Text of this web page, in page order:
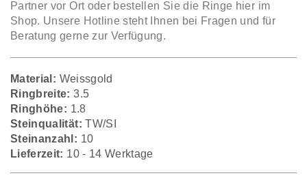
Partner vor Ort oder bestellen Sie die Ringe hier im
Shop. Unsere Hotline steht Ihnen bei Fragen und für
Beratung gerne zur Verfügung.
Material: Weissgold
Ringbreite: 3.5
Ringhöhe: 1.8
Steinqualität: TW/SI
Steinanzahl: 10
Lieferzeit: 10 - 14 Werktage